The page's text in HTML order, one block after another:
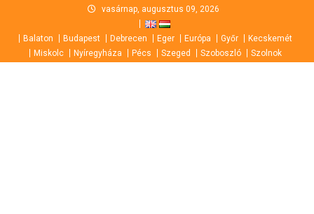
content
vasárnap, augusztus 09, 2026
Balaton Budapest Debrecen Eger Európa Győr
Kecskemét
Miskolc
Nyíregyháza Pécs Szeged Szoboszló Szolnok